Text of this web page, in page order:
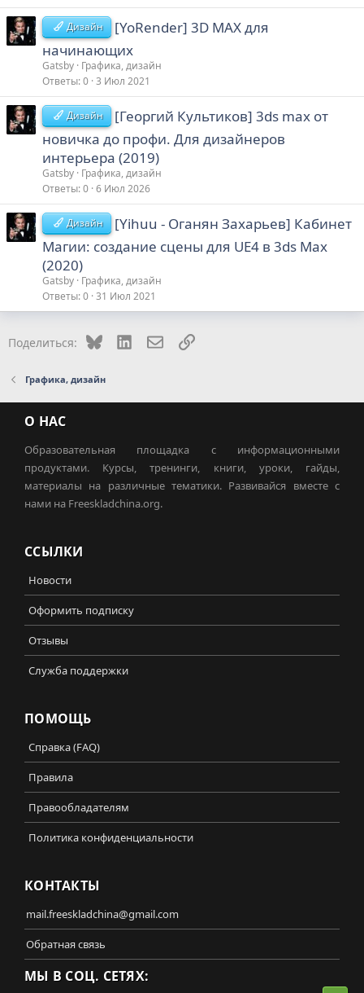
Дизайн
[YoRender] 3D MAX для
начинающих
Gatsby Графика, дизайн
Ответы 0 3 Июл 2021
Дизайн
[Георгий Культиков] 3ds max от
новичка до профи. Для дизайнеров
интерьера (2019)
Gatsby Графика, дизайн
Ответы 0 6 Июл 2026
Дизайн
[Yihuu - Оганян Захарьев] Кабинет
Магии: создание сцены для UE4 в 3ds Max
(2020)
Gatsby Графика, дизайн
Ответы 0 31 Июл 2021
Поделиться: Bluesky LinkedInЭлектронная почта
Ссылка
Графика, дизайн
О НАС
Образовательная площадка с информационными
продуктами. Курсы, тренинги, книги, уроки, гайды,
материалы на различные тематики. Развивайся вместе с
нами на Freeskladchina.org.
ССЫЛКИ
Новости
Оформить подписку
Отзывы
Служба поддержки
ПОМОЩЬ
Справка (FAQ)
Правила
Правообладателям
Политика конфиденциальности
КОНТАКТЫ
mail.freeskladchina@gmail.com
Обратная связь
МЫ В СОЦ. СЕТЯХ: